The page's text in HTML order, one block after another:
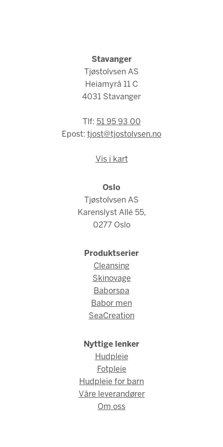
Stavanger
Tjøstolvsen AS
Heiamyrå 11 C
4031 Stavanger
Tlf: 51 95 93 00
Epost: tjost@tjostolvsen.no
Vis i kart
Oslo
Tjøstolvsen AS
Karenslyst Allé 55,
0277 Oslo
Produktserier
Cleansing
Skinovage
Baborspa
Babor men
SeaCreation
Nyttige lenker
Hudpleie
Fotpleie
Hudpleie for barn
Våre leverandører
Om oss